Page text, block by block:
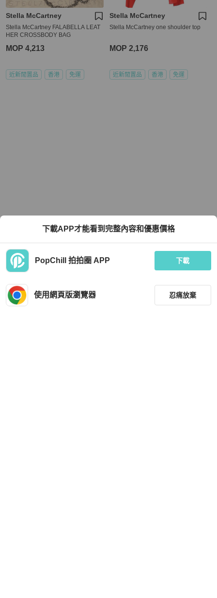
Stella McCartney
Stella McCartney FALABELLA LEAT
HER CROSSBODY BAG
MOP 4,213
近新閒置品 香港 免運
Stella McCartney
Stella McCartney one shoulder top
MOP 2,176
近新閒置品 香港 免運
下載APP才能看到完整內容和優惠價格
PopChill 拍拍圈 APP 下載
使用網頁版瀏覽器 忍痛放棄